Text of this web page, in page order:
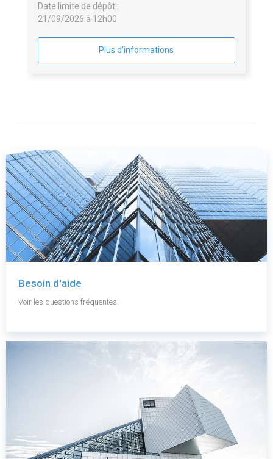
Date limite de dépôt :
21/09/2026 à 12h00
Plus d'informations
Besoin d'aide
Voir les questions fréquentes.